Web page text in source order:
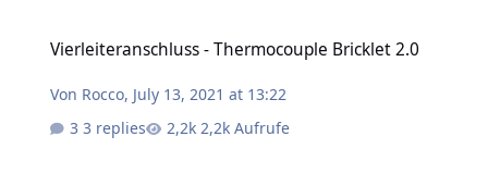
Vierleiteranschluss - Thermocouple Bricklet 2.0
Von Rocco, July 13, 2021 at 13:22
3 replies
2,2k Aufrufe